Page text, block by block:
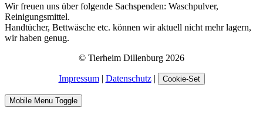
Wir freuen uns über folgende Sachspenden: Waschpulver,
Reinigungsmittel.
Handtücher, Bettwäsche etc. können wir aktuell nicht mehr lagern,
wir haben genug.
© Tierheim Dillenburg 2026
Impressum| Datenschutz| Cookie-Set
Mobile Menu Toggle